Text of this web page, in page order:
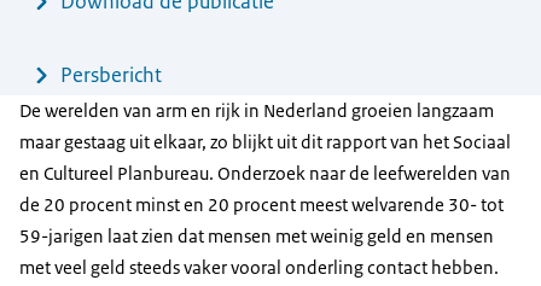
Persbericht
De werelden van arm en rijk in Nederland groeien langzaam
maar gestaag uit elkaar, zo blijkt uit dit rapport van het Sociaal
en Cultureel Planbureau. Onderzoek naar de leefwerelden van
de 20 procent minst en 20 procent meest welvarende 30- tot
59-jarigen laat zien dat mensen met weinig geld en mensen
met veel geld steeds vaker vooral onderling contact hebben.